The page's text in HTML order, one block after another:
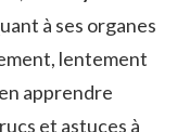
à ses organes
lentement
apprendre
et astuces à